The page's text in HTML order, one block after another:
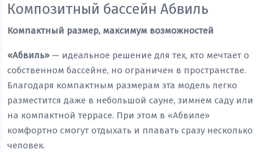
Композитный бассейн Абвиль
Компактный размер, максимум возможностей
«Абвиль» — идеальное решение для тех, кто мечтает о
собственном бассейне, но ограничен в пространстве.
Благодаря компактным размерам эта модель легко
разместится даже в небольшой сауне, зимнем саду или
на компактной террасе. При этом в «Абвиле»
комфортно смогут отдыхать и плавать сразу несколько
человек.